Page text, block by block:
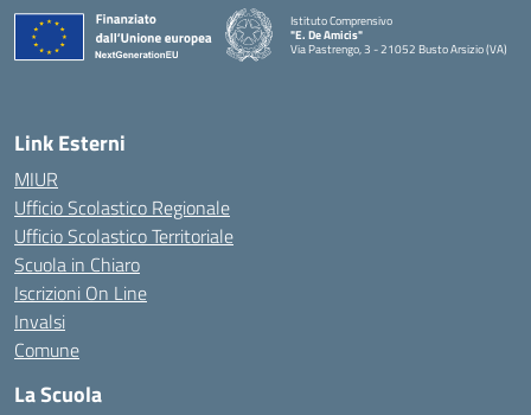
Istituto Comprensivo
"E. De Amicis"
Via Pastrengo, 3 - 21052 Busto Arsizio (VA)
Link Esterni
MIUR
Ufficio Scolastico Regionale
Ufficio Scolastico Territoriale
Scuola in Chiaro
Iscrizioni On Line
Invalsi
Comune
La Scuola